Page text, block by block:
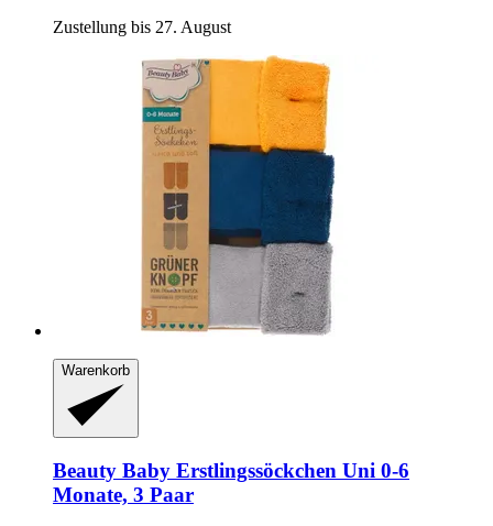
Zustellung bis 27. August
Warenkorb
Beauty Baby Erstlingssöckchen Uni 0-​6
Monate, 3 Paar